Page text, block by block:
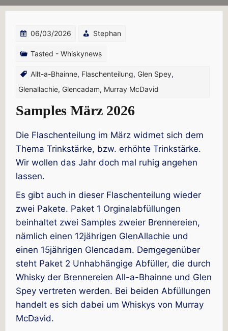
06/03/2026 Stephan
Tasted - Whiskynews
Allt-a-Bhainne, Flaschenteilung, Glen Spey,
Glenallachie, Glencadam, Murray McDavid
Samples März 2026
Die Flaschenteilung im März widmet sich dem
Thema Trinkstärke, bzw. erhöhte Trinkstärke.
Wir wollen das Jahr doch mal ruhig angehen
lassen.
Es gibt auch in dieser Flaschenteilung wieder
zwei Pakete. Paket 1 Orginalabfüllungen
beinhaltet zwei Samples zweier Brennereien,
nämlich einen 12jährigen GlenAllachie und
einen 15jährigen Glencadam. Demgegenüber
steht Paket 2 Unhabhängige Abfüller, die durch
Whisky der Brennereien All-a-Bhainne und Glen
Spey vertreten werden. Bei beiden Abfüllungen
handelt es sich dabei um Whiskys von Murray
McDavid.